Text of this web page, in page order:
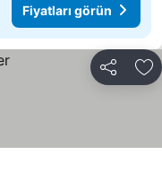
Fiyatları görün
Paylaş